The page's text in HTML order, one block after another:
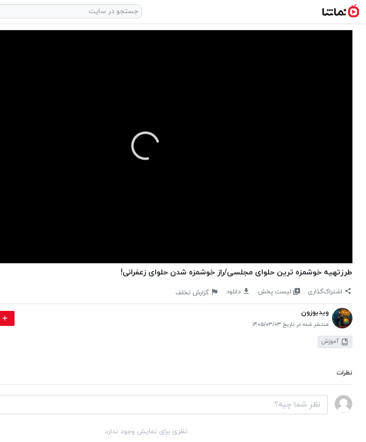
طرزتهیه خوشمزه ترین حلوای مجلسی/راز خوشمزه شدن حلوای زعفرانی!
اشتراک‌گذاری لیست پخش دانلود گزارش تخلف
ویدیوزون
منتشر شده در تاریخ ۱۴۰۵/۰۳/۰۳
آموزش
نظرات
نظری برای نمایش وجود ندارد.